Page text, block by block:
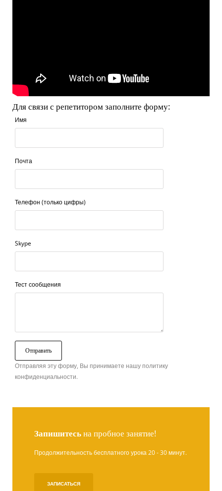
Для связи с репетитором заполните форму:
Имя
Почта
Телефон (только цифры)
Skype
Тест сообщения
Отправляя эту форму, Вы принимаете нашу политику
конфиденциальности.
Запишитесьна пробное занятие!
Продолжительность бесплатного урока 20 - 30 минут.
ЗАПИСАТЬСЯ